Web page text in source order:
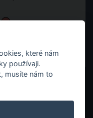
které nám
používaji.
musíte nám to